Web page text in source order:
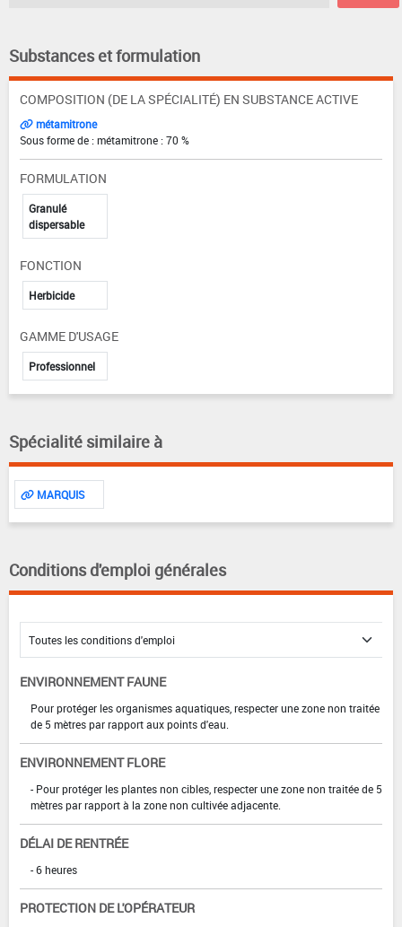
Substances et formulation
COMPOSITION (DE LA SPÉCIALITÉ) EN SUBSTANCE ACTIVE
métamitrone
Sous forme de : métamitrone : 70 %
FORMULATION
Granulé
dispersable
FONCTION
Herbicide
GAMME D'USAGE
Professionnel
Spécialité similaire à
MARQUIS
Conditions d'emploi générales
ENVIRONNEMENT FAUNE
Pour protéger les organismes aquatiques, respecter une zone non traitée
de 5 mètres par rapport aux points d'eau.
ENVIRONNEMENT FLORE
- Pour protéger les plantes non cibles, respecter une zone non traitée de 5
mètres par rapport à la zone non cultivée adjacente.
DÉLAI DE RENTRÉE
- 6 heures
PROTECTION DE L'OPÉRATEUR